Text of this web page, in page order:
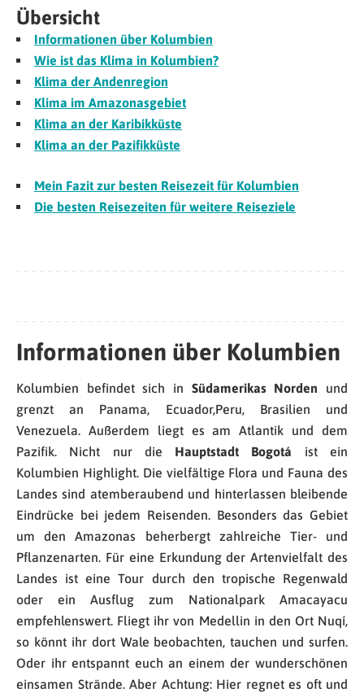
Übersicht
Informationen über Kolumbien
Wie ist das Klima in Kolumbien?
Klima der Andenregion
Klima im Amazonasgebiet
Klima an der Karibikküste
Klima an der Pazifikküste
Mein Fazit zur besten Reisezeit für Kolumbien
Die besten Reisezeiten für weitere Reiseziele
Informationen über Kolumbien
Kolumbien befindet sich in Südamerikas Norden und
grenzt an Panama, Ecuador,Peru, Brasilien und
Venezuela. Außerdem liegt es am Atlantik und dem
Pazifik. Nicht nur die Hauptstadt Bogotá ist ein
Kolumbien Highlight. Die vielfältige Flora und Fauna des
Landes sind atemberaubend und hinterlassen bleibende
Eindrücke bei jedem Reisenden. Besonders das Gebiet
um den Amazonas beherbergt zahlreiche Tier- und
Pflanzenarten. Für eine Erkundung der Artenvielfalt des
Landes ist eine Tour durch den tropische Regenwald
oder ein Ausflug zum Nationalpark Amacayacu
empfehlenswert. Fliegt ihr von Medellin in den Ort Nuqí,
so könnt ihr dort Wale beobachten, tauchen und surfen.
Oder ihr entspannt euch an einem der wunderschönen
einsamen Strände. Aber Achtung: Hier regnet es oft und